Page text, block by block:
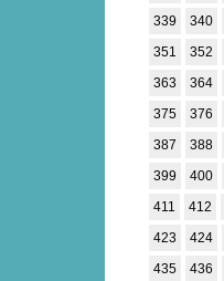
339
340
351
352
363
364
375
376
387
388
399
400
411
412
423
424
435
436